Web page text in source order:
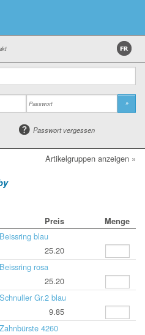
»
Passwort vergessen
Artikelgruppen anzeigen »
Preis Menge
blau
25.20
rosa
25.20
Gr.2 blau
9.85
4260